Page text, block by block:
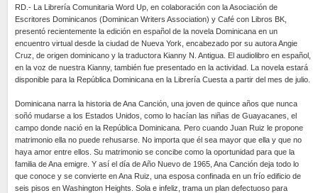
RD.- La Librería Comunitaria Word Up, en colaboración con la Asociación de
Escritores Dominicanos (Dominican Writers Association) y Café con Libros BK,
presentó recientemente la edición en español de la novela Dominicana en un
encuentro virtual desde la ciudad de Nueva York, encabezado por su autora Angie
Cruz, de origen dominicano y la traductora Kianny N. Antigua. El audiolibro en español,
en la voz de nuestra Kianny, también fue presentado en la actividad. La novela estará
disponible para la República Dominicana en la Librería Cuesta a partir del mes de julio.
Dominicana narra la historia de Ana Canción, una joven de quince años que nunca
soñó mudarse a los Estados Unidos, como lo hacían las niñas de Guayacanes, el
campo donde nació en la República Dominicana. Pero cuando Juan Ruiz le propone
matrimonio ella no puede rehusarse. No importa que él sea mayor que ella y que no
haya amor entre ellos. Su matrimonio se concibe como la oportunidad para que la
familia de Ana emigre. Y así el día de Año Nuevo de 1965, Ana Canción deja todo lo
que conoce y se convierte en Ana Ruiz, una esposa confinada en un frío edificio de
seis pisos en Washington Heights. Sola e infeliz, trama un plan defectuoso para